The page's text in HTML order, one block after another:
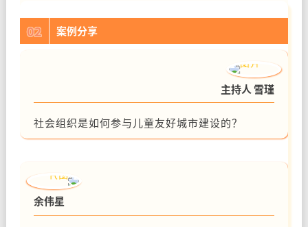
02 案例分享
主持人 雪瑾
社会组织是如何参与儿童友好城市建设的？
余伟星